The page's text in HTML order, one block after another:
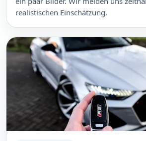
realistischen Einschätzung.